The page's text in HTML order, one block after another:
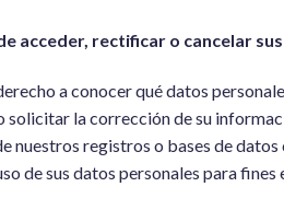
acceder, rectificar o cancelar
a conocer qué datos
solicitar la corrección de su
nuestros registros o bases de
de sus datos personales para